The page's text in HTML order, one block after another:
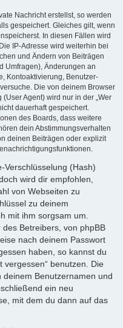
Nachricht erstellst, so werden
gespeichert. Gleiches gilt, wenn
In diesen Fällen wird
IP-Adresse wird weiterhin bei
und Ändern von Beiträgen
Umfragen), Änderungen an
Kontoaktivierung, Benutzer-
Die von deinem Browser
Agent) wird nur in der „Wer
dauerhaft gespeichert.
des Boards, dass weitere
dein Abstimmungsverhalten
deinen Beiträgen oder explizit
Verschlüsselung (Hash)
wird dir empfohlen,
von Webseiten zu
zu deinem
mit ihm sorgsam um.
Betreibers, von phpBB
nach deinem Passwort
haben, so kannst du
vergessen“ benutzen. Die
Benutzernamen und
ein neu
mit dem du dann auf das